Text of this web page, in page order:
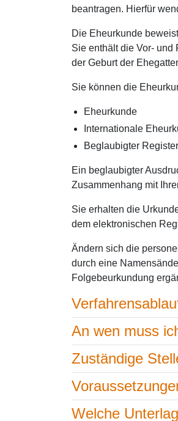
beantragen. Hierfür
Die Eheurkunde
Sie enthält die Vor- und
der Geburt der
Sie können die
Eheurkunde
Internationale
Beglaubigter
Ein beglaubigter
Zusammenhang mit
Sie erhalten die
dem elektronischen
Ändern sich die
durch eine
Folgebeurkundung
An wen muss
Zuständige
Welche